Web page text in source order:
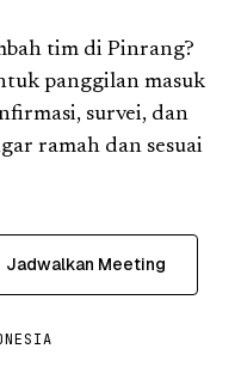
tim di Pinrang?
panggilan masuk
survei, dan
ramah dan sesuai
Jadwalkan Meeting